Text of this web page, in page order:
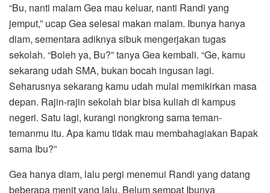
“Bu, nanti malam Gea mau keluar, nanti Randi yang
jemput,” ucap Gea selesai makan malam. Ibunya hanya
diam, sementara adiknya sibuk mengerjakan tugas
sekolah. “Boleh ya, Bu?” tanya Gea kembali. “Ge, kamu
sekarang udah SMA, bukan bocah ingusan lagi.
Seharusnya sekarang kamu udah mulai memikirkan masa
depan. Rajin-rajin sekolah biar bisa kuliah di kampus
negeri. Satu lagi, kurangi nongkrong sama teman-
temanmu itu. Apa kamu tidak mau membahagiakan Bapak
sama Ibu?”
Gea hanya diam, lalu pergi menemui Randi yang datang
beberapa menit yang lalu. Belum sempat Ibunya